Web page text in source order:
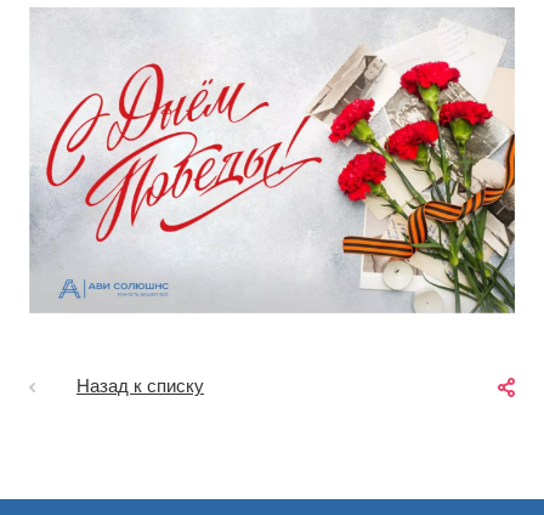
Назад к списку